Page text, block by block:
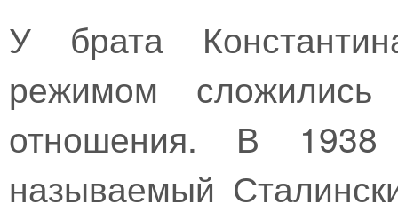
У брата
режимом
отношения. В
называемый